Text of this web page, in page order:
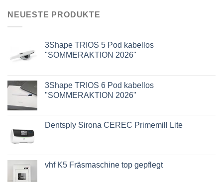
NEUESTE PRODUKTE
3Shape TRIOS 5 Pod kabellos
"SOMMERAKTION 2026"
3Shape TRIOS 6 Pod kabellos
"SOMMERAKTION 2026"
Dentsply Sirona CEREC Primemill Lite
vhf K5 Fräsmaschine top gepflegt